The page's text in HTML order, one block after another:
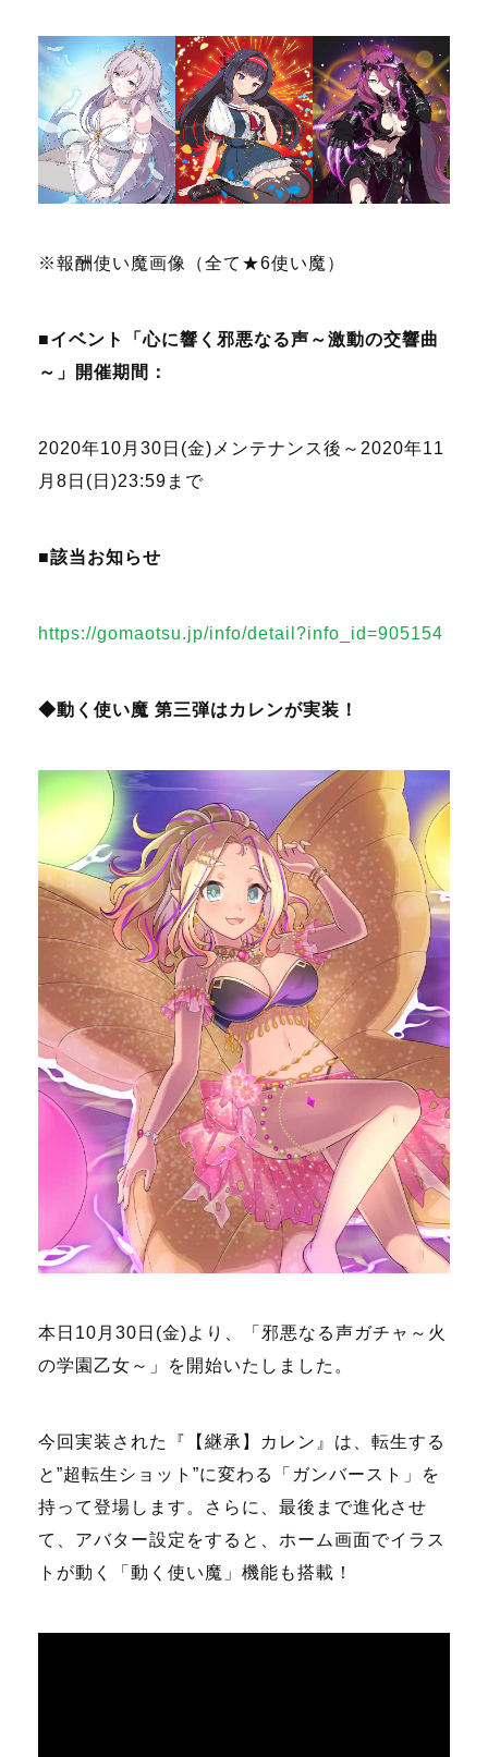
※報酬使い魔画像（全て★6使い魔）
■イベント「心に響く邪悪なる声～激動の交響曲
～」開催期間：
2020年10月30日(金)メンテナンス後～2020年11
月8日(日)23:59まで
■該当お知らせ
https://gomaotsu.jp/info/detail?info_id=905154
◆動く使い魔 第三弾はカレンが実装！
本日10月30日(金)より、「邪悪なる声ガチャ～火
の学園乙女～」を開始いたしました。
今回実装された『【継承】カレン』は、転生する
と”超転生ショット”に変わる「ガンバースト」を
持って登場します。さらに、最後まで進化させ
て、アバター設定をすると、ホーム画面でイラス
トが動く「動く使い魔」機能も搭載！